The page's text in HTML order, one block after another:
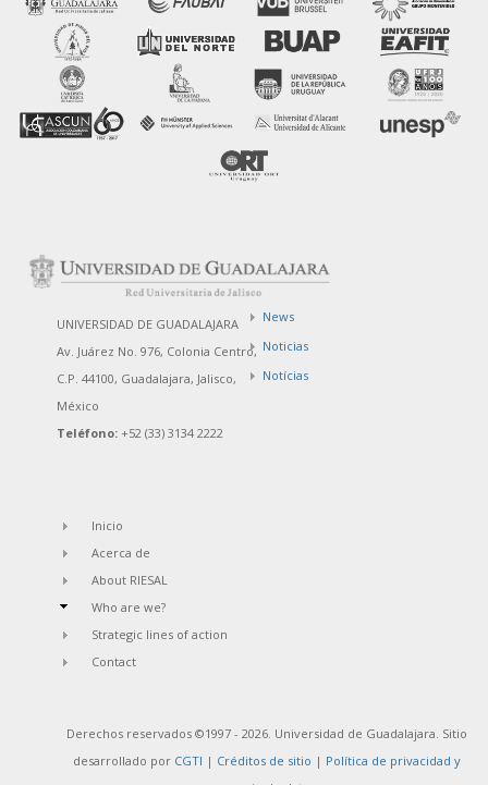
UNIVERSIDAD DE GUADALAJARA
Av. Juárez No. 976, Colonia Centro,
C.P. 44100, Guadalajara, Jalisco,
México
Teléfono: +52 (33) 3134 2222
News
Noticias
Notícias
Inicio
Acerca de
About RIESAL
Who are we?
Strategic lines of action
Contact
Derechos reservados ©1997 - 2026. Universidad de Guadalajara. Sitio
desarrollado por CGTI | Créditos de sitio | Política de privacidad y